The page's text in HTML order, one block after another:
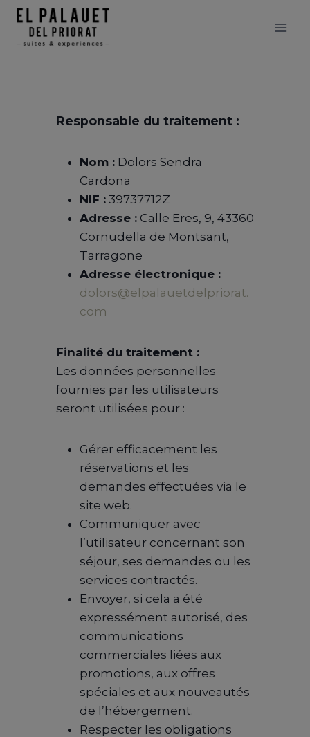
Aller
contenu
Responsable du traitement :
Nom :Dolors Sendra
Cardona
NIF :39737712Z
Adresse :Calle Eres, 9, 43360
Cornudella de Montsant,
Tarragone
Adresse électronique :
dolors@elpalauetdelpriorat.
com
Finalité du traitement :
Les données personnelles
fournies par les utilisateurs
seront utilisées pour :
Gérer efficacement les
réservations et les
demandes effectuées via le
site web.
Communiquer avec
l’utilisateur concernant son
séjour, ses demandes ou les
services contractés.
Envoyer, si cela a été
expressément autorisé, des
communications
commerciales liées aux
promotions, aux offres
spéciales et aux nouveautés
de l’hébergement.
Respecter les obligations